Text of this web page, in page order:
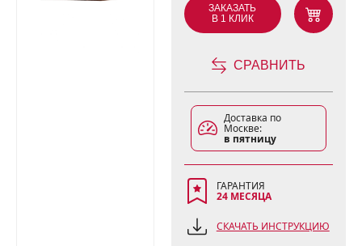
ЗАКАЗАТЬ
В 1 КЛИК
СРАВНИТЬ
Доставка по
Москве:
в пятницу
ГАРАНТИЯ
24 МЕСЯЦА
СКАЧАТЬ ИНСТРУКЦИЮ